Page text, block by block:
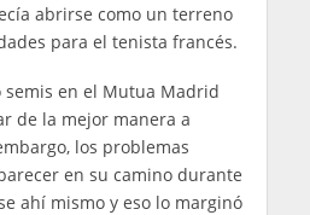
abrirse como un terreno
para el tenista francés.
semis en el Mutua Madrid
de la mejor manera a
los problemas
en su camino durante
ahí mismo y eso lo marginó